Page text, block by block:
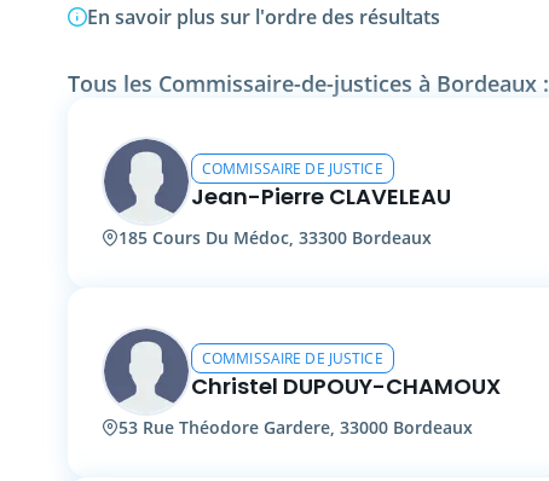
En savoir plus sur l'ordre des résultats
Tous les Commissaire-de-justices à Bordeaux :
COMMISSAIRE DE JUSTICE
Jean-Pierre CLAVELEAU
185 Cours Du Médoc, 33300 Bordeaux
COMMISSAIRE DE JUSTICE
Christel DUPOUY-CHAMOUX
53 Rue Théodore Gardere, 33000 Bordeaux